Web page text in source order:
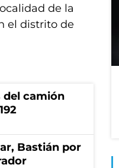
de la
el distrito de
del camión
Bastián por